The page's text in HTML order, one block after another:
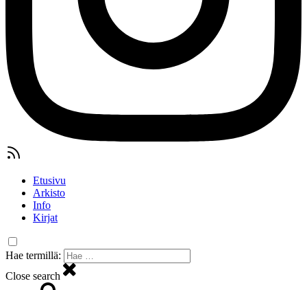
Etusivu
Arkisto
Info
Kirjat
Hae termillä:
Close search